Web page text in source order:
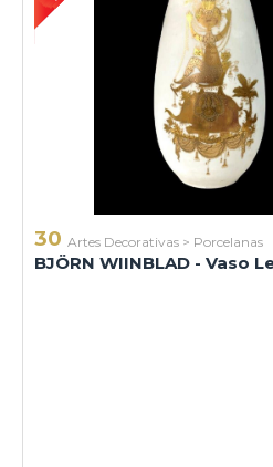
30 Artes Decorativas > Porcelanas
BJÖRN WIINBLAD - Vaso